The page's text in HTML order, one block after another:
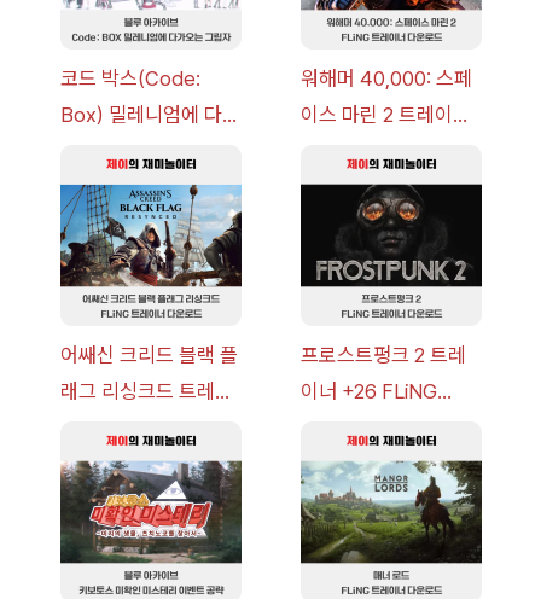
코드 박스(Code:
Box) 밀레니엄에 다가
략 [복각] | 블루 아카
이브
워해머 40,000: 스페
이스 마린 2 트레이너
v14.0+] 다운로드
어쌔신 크리드 블랙 플
래그 리싱크드 트레이
v1.0+] 다운로드
프로스트펑크 2 트레
이너 +26 FLiNG
드